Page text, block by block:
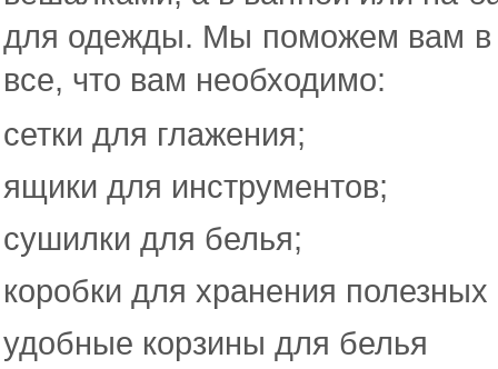
для одежды. Мы поможем вам в
все, что вам необходимо:
сетки для глажения;
ящики для инструментов;
сушилки для белья;
коробки для хранения
удобные корзины для белья